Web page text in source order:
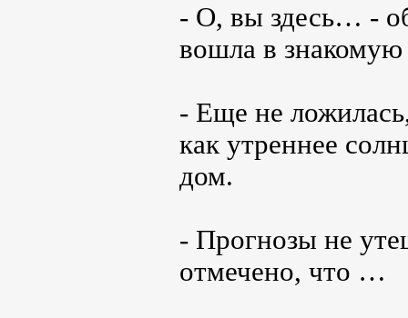
- О, вы здесь… -
вошла в
- Еще не
как утреннее
дом.
- Прогнозы не
отмечено, что …